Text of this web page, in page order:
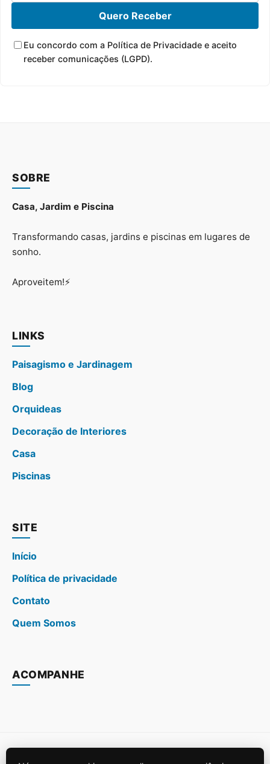
Quero Receber
Eu concordo com a Política de Privacidade e aceito
receber comunicações (LGPD).
SOBRE
Casa, Jardim e Piscina
Transformando casas, jardins e piscinas em lugares de
sonho.
Aproveitem!⚡
LINKS
Paisagismo e Jardinagem
Blog
Orquideas
Decoração de Interiores
Casa
Piscinas
SITE
Início
Política de privacidade
Contato
Quem Somos
ACOMPANHE